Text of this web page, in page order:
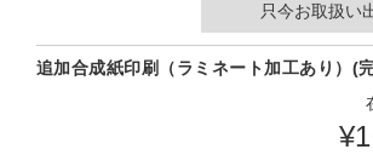
只今お取扱い
追加合成紙印刷（ラミネート加工あり）(